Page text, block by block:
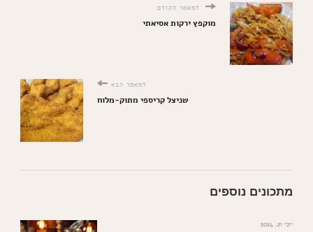
למאמר הקודם
מוקפץ ירקות אסיאתי
למאמר הבא
שניצל קריספי מתוק-מלוח
מתכונים נוספים
יוני 21, 2024